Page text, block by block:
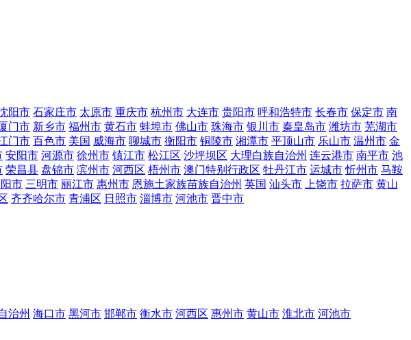
阳市 石家庄市 太原市 重庆市 杭州市 大连市 贵阳市 呼和浩特市 长春市 保定市 南
门市 新乡市 福州市 黄石市 蚌埠市 佛山市 珠海市 银川市 秦皇岛市 潍坊市 芜湖市
门市 百色市 美国 威海市 聊城市 衡阳市 铜陵市 湘潭市 平顶山市 乐山市 温州市 金
安阳市 河源市 徐州市 镇江市 松江区 沙坪坝区 大理白族自治州 连云港市 南平市 池
荣昌县 盘锦市 滨州市 河西区 梧州市 澳门特别行政区 牡丹江市 运城市 忻州市 马鞍
市 三明市 丽江市 惠州市 恩施土家族苗族自治州 英国 汕头市 上饶市 拉萨市 黄山
齐齐哈尔市 青浦区 日照市 淄博市 河池市 晋中市
治州 海口市 黑河市 邯郸市 衡水市 河西区 惠州市 黄山市 淮北市 河池市